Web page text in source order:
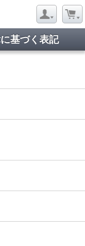
基づく表記